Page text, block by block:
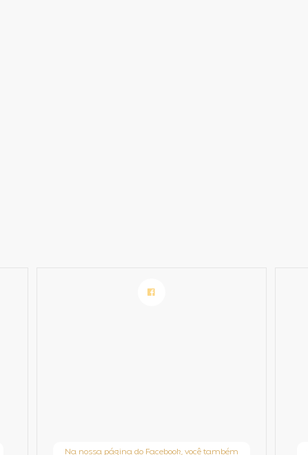
Na nossa página do Facebook, você também